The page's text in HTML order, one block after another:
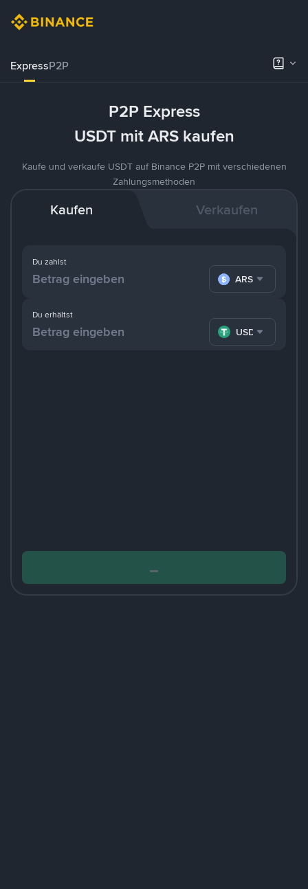
ExpressP2P
P2P Express
USDT mit ARS kaufen
Kaufe und verkaufe USDT auf Binance P2P mit verschiedenen
Zahlungsmethoden
Kaufen Verkaufen
Du zahlst
ARS
Du erhältst
USDT